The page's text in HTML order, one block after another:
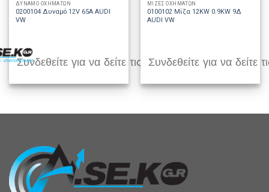
ΔΥΝΑΜΟ ΟΧΗΜΑΤΩΝ
0200104 Δυναμό 12V 65A AUDI
VW
Συνδεθείτε για να δείτε τις τιμές
ΜΙΖΕΣ ΟΧΗΜΑΤΩΝ
0100102 Μίζα 12KW 0.9KW 9Δ
AUDI VW
Συνδεθείτε για να δείτε